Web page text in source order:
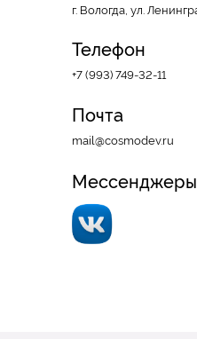
г. Вологда, ул.
Телефон
+7 (993) 749-32-11
Почта
mail@cosmodev.ru
Мессенджеры